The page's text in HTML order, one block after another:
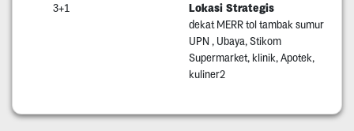
3+1 Lokasi Strategis
dekat MERR tol tambak sumur
UPN , Ubaya, Stikom
Supermarket, klinik, Apotek,
kuliner2